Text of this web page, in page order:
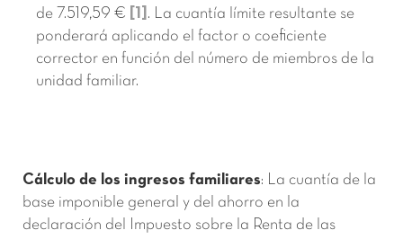
de 7.519,59 €
. La cuantía límite resultante se
ponderará aplicando el factor o coeficiente
corrector en función del número de miembros de la
unidad familiar.
Cálculo de los ingresos familiares: La cuantía de la
base imponible general y del ahorro en la
declaración del Impuesto sobre la Renta de las